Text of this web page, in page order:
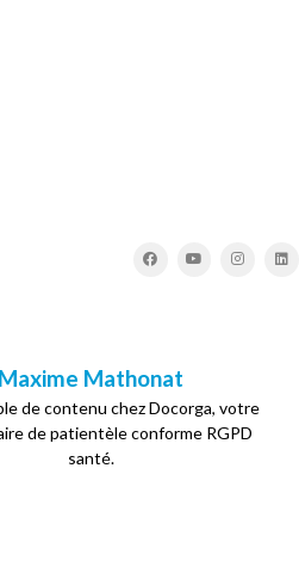
Maxime Mathonat
de contenu chez Docorga, votre
de patientèle conforme RGPD
santé.